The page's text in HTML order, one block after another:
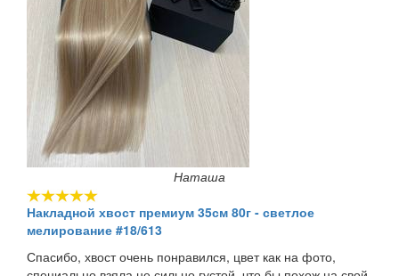
Наташа
Накладной хвост премиум 35см 80г - светлое
мелирование #18/613
Спасибо, хвост очень понравился, цвет как на фото,